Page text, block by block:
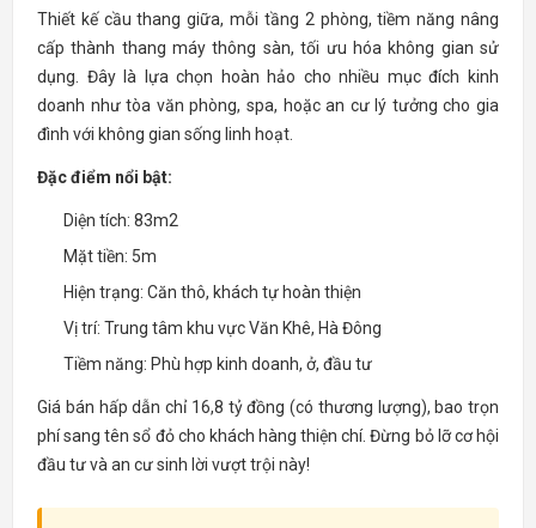
Thiết kế cầu thang giữa, mỗi tầng 2 phòng, tiềm năng nâng
cấp thành thang máy thông sàn, tối ưu hóa không gian sử
dụng. Đây là lựa chọn hoàn hảo cho nhiều mục đích kinh
doanh như tòa văn phòng, spa, hoặc an cư lý tưởng cho gia
đình với không gian sống linh hoạt.
Đặc điểm nổi bật:
Diện tích: 83m2
Mặt tiền: 5m
Hiện trạng: Căn thô, khách tự hoàn thiện
Vị trí: Trung tâm khu vực Văn Khê, Hà Đông
Tiềm năng: Phù hợp kinh doanh, ở, đầu tư
Giá bán hấp dẫn chỉ 16,8 tỷ đồng (có thương lượng), bao trọn
phí sang tên sổ đỏ cho khách hàng thiện chí. Đừng bỏ lỡ cơ hội
đầu tư và an cư sinh lời vượt trội này!